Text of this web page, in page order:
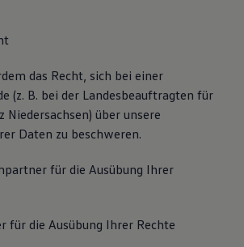
das Recht, sich bei einer
(z. B. bei der Landesbeauftragten für
Niedersachsen) über unsere
Daten zu beschweren.
für die Ausübung Ihrer
für die Ausübung Ihrer Rechte